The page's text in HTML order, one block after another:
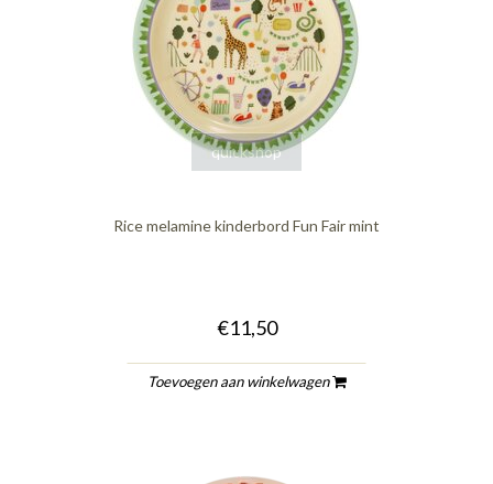
quickshop
Rice melamine kinderbord Fun Fair mint
€11,50
Toevoegen aan winkelwagen